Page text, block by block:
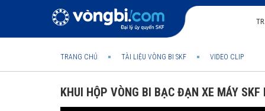
TRANG CHỦ TÀI LIỆU VÒNG BI SKF VIDEO CLIP
KHUI HỘP VÒNG BI BẠC ĐẠN XE MÁY SKF